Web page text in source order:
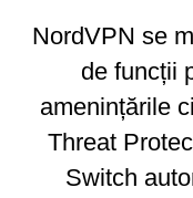
NordVPN se
de funcții
amenințările
Threat
Switch